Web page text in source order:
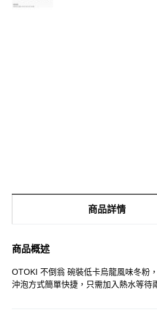
商品詳情
商品概述
OTOKI 不倒翁 碗裝低卡烏龍風味冬粉
沖泡方式簡單快捷，只需加入熱水等待